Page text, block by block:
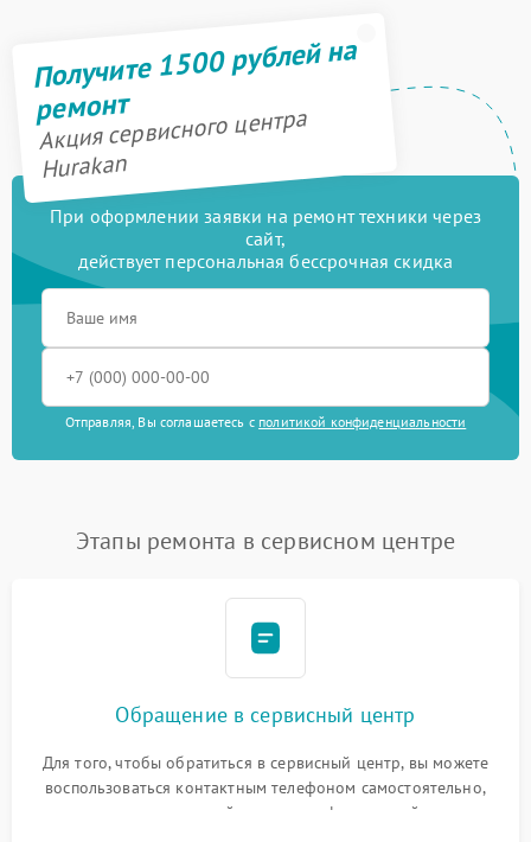
Получите 1500 рублей на
ремонт
Акция сервисного центра
Hurakan
При оформлении заявки на ремонт техники через
сайт,
действует персональная бессрочная скидка
Отправляя, Вы соглашаетесь с политикой конфиденциальности
Этапы ремонта в сервисном центре
Обращение в сервисный центр
Для того, чтобы обратиться в сервисный центр, вы можете
воспользоваться контактным телефоном самостоятельно,
или оставить свой номер телефона на сайте